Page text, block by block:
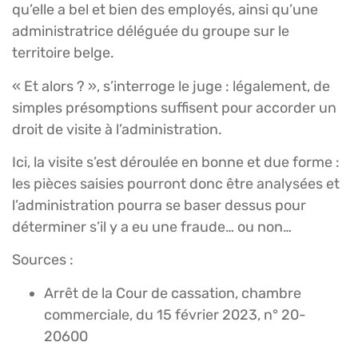
qu’elle a bel et bien des employés, ainsi qu’une
administratrice déléguée du groupe sur le
territoire belge.
« Et alors ? », s’interroge le juge : légalement, de
simples présomptions suffisent pour accorder un
droit de visite à l’administration.
Ici, la visite s’est déroulée en bonne et due forme :
les pièces saisies pourront donc être analysées et
l’administration pourra se baser dessus pour
déterminer s’il y a eu une fraude… ou non…
Sources :
Arrêt de la Cour de cassation, chambre
commerciale, du 15 février 2023, n° 20-
20600